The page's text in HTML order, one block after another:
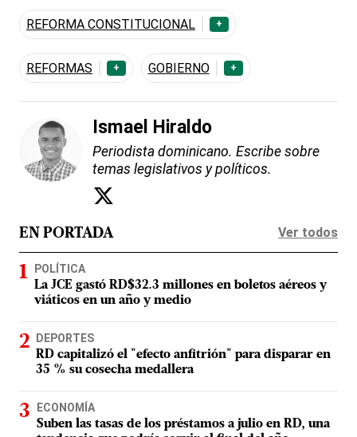
REFORMA CONSTITUCIONAL +
REFORMAS + GOBIERNO +
Ismael Hiraldo
Periodista dominicano. Escribe sobre
temas legislativos y políticos.
EN PORTADA Ver todos
POLÍTICA
La JCE gastó RD$32.3 millones en boletos aéreos y
viáticos en un año y medio
DEPORTES
RD capitalizó el "efecto anfitrión" para disparar en
35 % su cosecha medallera
ECONOMÍA
Suben las tasas de los préstamos a julio en RD, una